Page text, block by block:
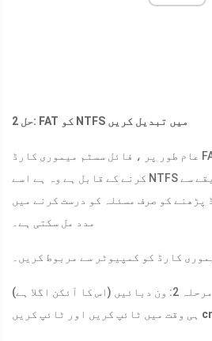
حل 2: FAT کو NTFS میں تبدیل کریں
عام طور پر ، فائل سسٹم میموری کارڈ FAT32 ہے۔ ایک حل جو کوشش
کرنے کے قابل ہے وہ ہے اسے NTFS میں تبدیل کرنا۔ اس طریقے سے
پڑھنے کو صرف مسئلہ کو درست کرنے میں
مدد مل سکتی ہے۔